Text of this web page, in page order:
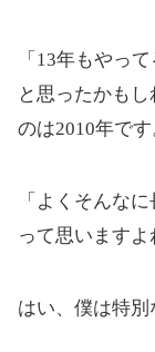
「13年もやって
と思ったかも
のは2010年です
「よくそんな
って思いますよ
はい、僕は特別